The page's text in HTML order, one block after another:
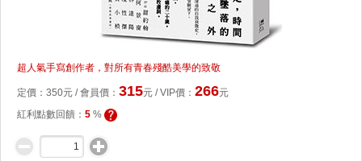
超人氣手寫創作者，對所有青春殘酷美學的致敬
定價： 350元 /會員價 ： 315元 / VIP價： 266元
紅利點數回饋： 5 %